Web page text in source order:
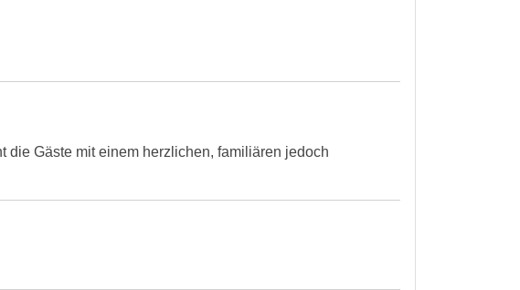
die Gäste mit einem herzlichen, familiären jedoch